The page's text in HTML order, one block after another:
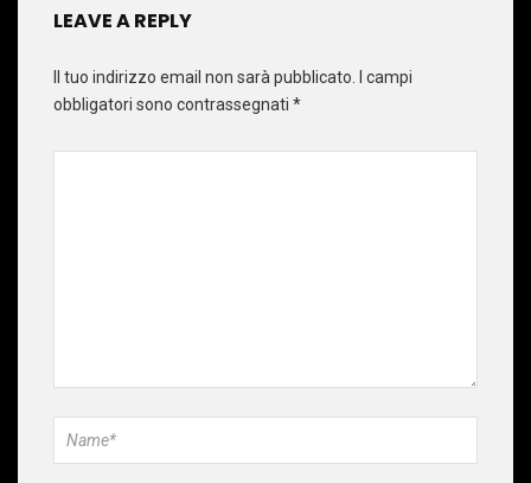
LEAVE A REPLY
Il tuo indirizzo email non sarà pubblicato.
I campi
obbligatori sono contrassegnati *